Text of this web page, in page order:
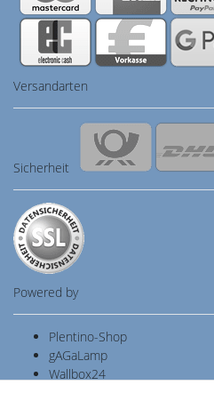
Versandarten
Sicherheit
Powered by
Plentino-Shop
gAGaLamp
Wallbox24